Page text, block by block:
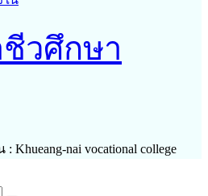
วศึกษา
nai vocational college